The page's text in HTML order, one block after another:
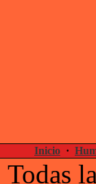
Inicio ·
Todas